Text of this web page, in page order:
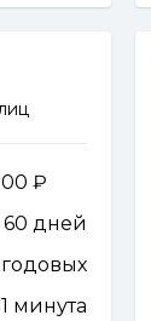
60 дней
1 минута